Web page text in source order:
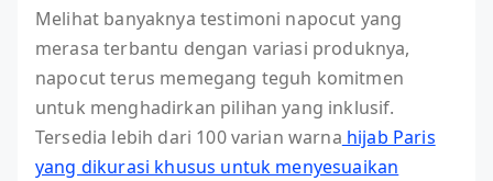
Melihat banyaknya testimoni napocut yang
merasa terbantu dengan variasi produknya,
napocut terus memegang teguh komitmen
untuk menghadirkan pilihan yang inklusif.
Tersedia lebih dari 100 varian warna hijab Paris
yang dikurasi khusus untuk menyesuaikan